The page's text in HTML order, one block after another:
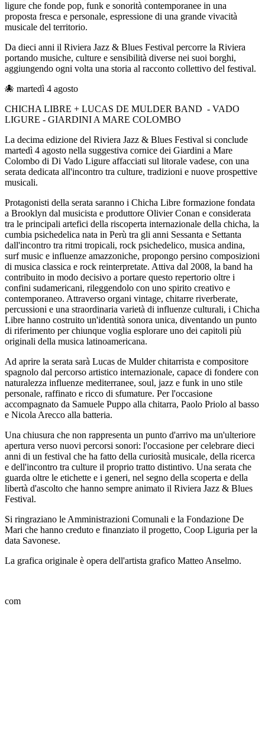
ligure che fonde pop, funk e sonorità contemporanee in una
proposta fresca e personale, espressione di una grande vivacità
musicale del territorio.
Da dieci anni il Riviera Jazz & Blues Festival percorre la Riviera
portando musiche, culture e sensibilità diverse nei suoi borghi,
aggiungendo ogni volta una storia al racconto collettivo del festival.
🐙 martedì 4 agosto
CHICHA LIBRE + LUCAS DE MULDER BAND - VADO
LIGURE - GIARDINI A MARE COLOMBO
La decima edizione del Riviera Jazz & Blues Festival si conclude
martedì 4 agosto nella suggestiva cornice dei Giardini a Mare
Colombo di Di Vado Ligure affacciati sul litorale vadese, con una
serata dedicata all'incontro tra culture, tradizioni e nuove prospettive
musicali.
Protagonisti della serata saranno i Chicha Libre formazione fondata
a Brooklyn dal musicista e produttore Olivier Conan e considerata
tra le principali artefici della riscoperta internazionale della chicha, la
cumbia psichedelica nata in Perù tra gli anni Sessanta e Settanta
dall'incontro tra ritmi tropicali, rock psichedelico, musica andina,
surf music e influenze amazzoniche, propongo persino composizioni
di musica classica e rock reinterpretate. Attiva dal 2008, la band ha
contribuito in modo decisivo a portare questo repertorio oltre i
confini sudamericani, rileggendolo con uno spirito creativo e
contemporaneo. Attraverso organi vintage, chitarre riverberate,
percussioni e una straordinaria varietà di influenze culturali, i Chicha
Libre hanno costruito un'identità sonora unica, diventando un punto
di riferimento per chiunque voglia esplorare uno dei capitoli più
originali della musica latinoamericana.
Ad aprire la serata sarà Lucas de Mulder chitarrista e compositore
spagnolo dal percorso artistico internazionale, capace di fondere con
naturalezza influenze mediterranee, soul, jazz e funk in uno stile
personale, raffinato e ricco di sfumature. Per l'occasione
accompagnato da Samuele Puppo alla chitarra, Paolo Priolo al basso
e Nicola Arecco alla batteria.
Una chiusura che non rappresenta un punto d'arrivo ma un'ulteriore
apertura verso nuovi percorsi sonori: l'occasione per celebrare dieci
anni di un festival che ha fatto della curiosità musicale, della ricerca
e dell'incontro tra culture il proprio tratto distintivo. Una serata che
guarda oltre le etichette e i generi, nel segno della scoperta e della
libertà d'ascolto che hanno sempre animato il Riviera Jazz & Blues
Festival.
Si ringraziano le Amministrazioni Comunali e la Fondazione De
Mari che hanno creduto e finanziato il progetto, Coop Liguria per la
data Savonese.
La grafica originale è opera dell'artista grafico Matteo Anselmo.
com